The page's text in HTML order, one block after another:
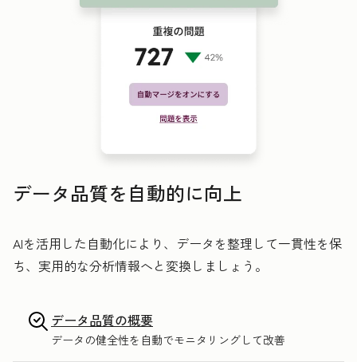
データ品質を自動的に向上
AIを活用した自動化により、データを整理して一貫性を保
ち、実用的な分析情報へと変換しましょう。
データ品質の概要
データの健全性を自動でモニタリングして改善